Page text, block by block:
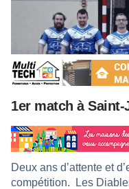
1er match à Saint-
Deux ans d’attente et
compétition.
Les